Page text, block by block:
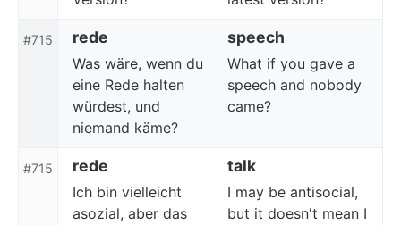
#715 rede speech
Was wäre, wenn du
eine Rede halten
würdest, und
niemand käme?
What if you gave a
speech and nobody
came?
#715 rede talk
Ich bin vielleicht
asozial, aber das
I may be antisocial,
but it doesn't mean I